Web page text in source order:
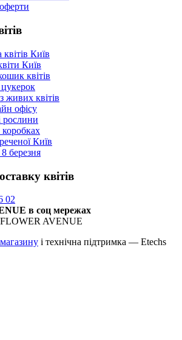
Київ
Київ
квітів
живих квітів
офісу
рослини
Київ
березня
квітів
02
в соц мережах
AVENUE
і технічна підтримка — Etechs